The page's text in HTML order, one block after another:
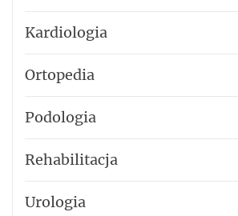
Kardiologia
Ortopedia
Podologia
Rehabilitacja
Urologia